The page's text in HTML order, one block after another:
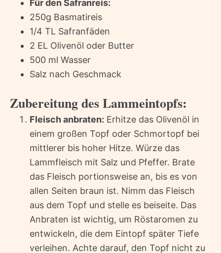
Für den Safranreis:
250g Basmatireis
1/4 TL Safranfäden
2 EL Olivenöl oder Butter
500 ml Wasser
Salz nach Geschmack
Zubereitung des Lammeintopfs:
Fleisch anbraten: Erhitze das Olivenöl in
einem großen Topf oder Schmortopf bei
mittlerer bis hoher Hitze. Würze das
Lammfleisch mit Salz und Pfeffer. Brate
das Fleisch portionsweise an, bis es von
allen Seiten braun ist. Nimm das Fleisch
aus dem Topf und stelle es beiseite. Das
Anbraten ist wichtig, um Röstaromen zu
entwickeln, die dem Eintopf später Tiefe
verleihen. Achte darauf, den Topf nicht zu